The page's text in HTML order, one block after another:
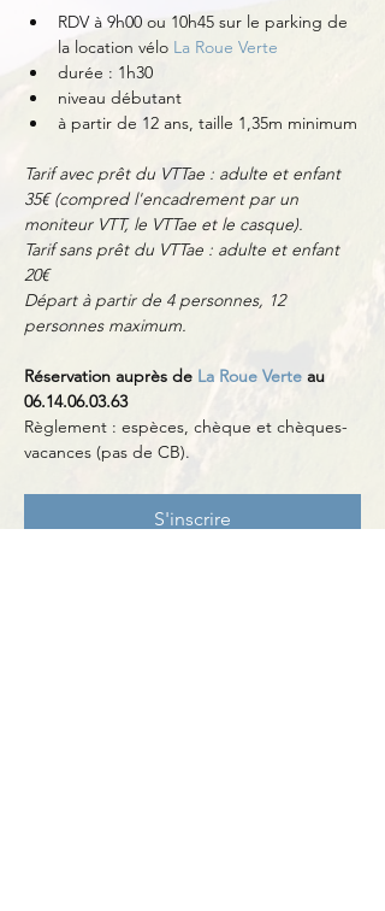
RDV à 9h00 ou 10h45 sur le parking de
la location vélo La Roue Verte
durée : 1h30
niveau débutant
à partir de 12 ans, taille 1,35m minimum
Tarif avec prêt du VTTae : adulte et enfant
35€ (compred l'encadrement par un
moniteur VTT, le VTTae et le casque).
Tarif sans prêt du VTTae : adulte et enfant
20€
Départ à partir de 4 personnes, 12
personnes maximum.
Réservation auprès de La Roue Verte au
06.14.06.03.63
Règlement : espèces, chèque et chèques-
vacances (pas de CB).
S'inscrire